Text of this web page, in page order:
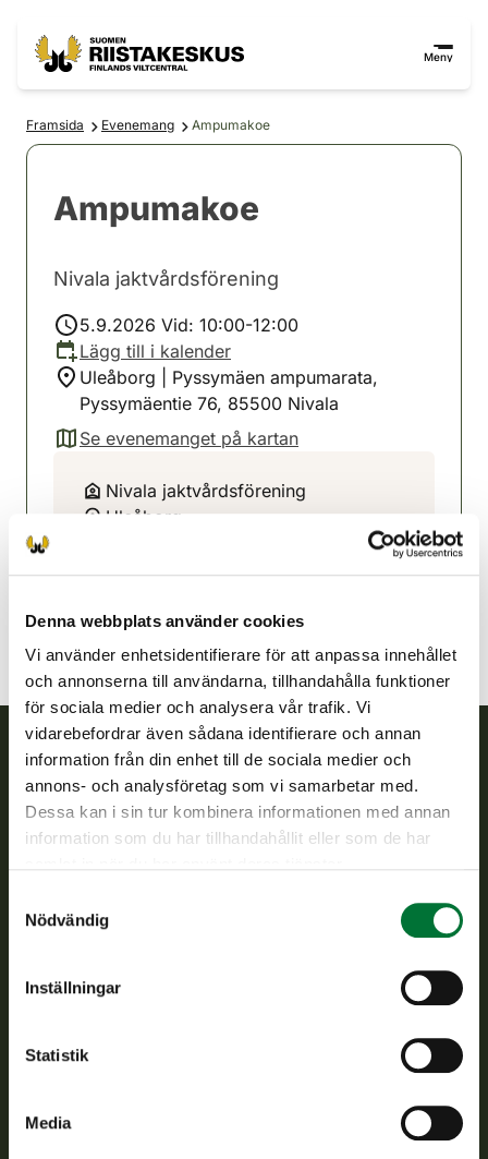
Denna webbplats använder cookies
Vi använder enhetsidentifierare för att anpassa innehållet
och annonserna till användarna, tillhandahålla funktioner
för sociala medier och analysera vår trafik. Vi
vidarebefordrar även sådana identifierare och annan
information från din enhet till de sociala medier och
annons- och analysföretag som vi samarbetar med.
Dessa kan i sin tur kombinera informationen med annan
information som du har tillhandahållit eller som de har
Nödvändig
Inställningar
Statistik
Media
Meny
Framsida Evenemang Ampumakoe
Ampumakoe
Nivala jaktvårdsförening
5.9.2026 Vid: 10:00-12:00
Lägg till i kalender
Uleåborg | Pyssymäen ampumarata,
Pyssymäentie 76, 85500 Nivala
Se evenemanget på kartan
(avautuu uuteen välilehteen)
Nivala jaktvårdsförening
Uleåborg
Finlands viltcentral
Finlands viltcentral främjar en hållbar vilthushållning, stöder
Vardagar kl. 9–15
asiakaspalvelu@riista.fi